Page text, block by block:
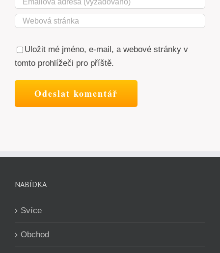
Uložit mé jméno, e-mail, a webové stránky v
tomto prohlížeči pro příště.
NABÍDKA
Svíce
Obchod